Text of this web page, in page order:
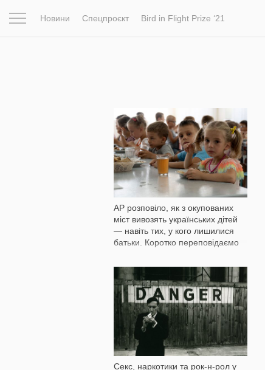
Новини Спецпроєкт Bird in Flight Prize ‘21
AP розповіло, як з окупованих
міст вивозять українських дітей
— навіть тих, у кого лишилися
батьки. Коротко переповідаємо
602
Секс, наркотики та рок-н-рол у
3 297